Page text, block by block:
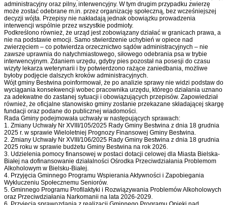
administracyjny oraz pilny, interwencyjny. W tym drugim przypadku zwierzę
może zostać odebrane m.in. przez organizację społeczną, bez wcześniejszej
decyzji wójta. Przepisy nie nakładają jednak obowiązku prowadzenia
interwencji wspólnie przez wszystkie podmioty.
Podkreślono również, że urząd jest zobowiązany działać w granicach prawa, a
nie na podstawie emocji. Samo stwierdzenie uchybień w opiece nad
zwierzęciem – co potwierdza orzecznictwo sądów administracyjnych – nie
zawsze uprawnia do natychmiastowego, siłowego odebrania psa w trybie
interwencyjnym. Zdaniem urzędu, gdyby pies pozostał na posesji do czasu
wizyty lekarza weterynarii i by potwierdzono rażące zaniedbania, możliwe
byłoby podjęcie dalszych kroków administracyjnych.
Wójt gminy Bestwina poinformował, że po analizie sprawy nie widzi podstaw do
wyciągania konsekwencji wobec pracownika urzędu, którego działania uznano
za adekwatne do zastanej sytuacji i obowiązujących przepisów. Zapowiedział
również, że oficjalne stanowisko gminy zostanie przekazane składającej skargę
fundacji oraz podane do publicznej wiadomości.
Rada Gminy podejmowała uchwały w następujących sprawach:
1. Zmiany Uchwały Nr XVIII/105/2025 Rady Gminy Bestwina z dnia 18 grudnia
2025 r. w sprawie Wieloletniej Prognozy Finansowej Gminy Bestwina.
2. Zmiany Uchwały Nr XVIII/106/2025 Rady Gminy Bestwina z dnia 18 grudnia
2025 roku w sprawie budżetu Gminy Bestwina na rok 2026.
3. Udzielenia pomocy finansowej w postaci dotacji celowej dla Miasta Bielska-
Białej na dofinansowanie działalności Ośrodka Przeciwdziałania Problemom
Alkoholowym w Bielsku-Białej.
4. Przyjęcia Gminnego Programu Wspierania Aktywności i Zapobiegania
Wykluczeniu Społecznemu Seniorów.
5. Gminnego Programu Profilaktyki i Rozwiązywania Problemów Alkoholowych
oraz Przeciwdziałania Narkomanii na lata 2026-2029.